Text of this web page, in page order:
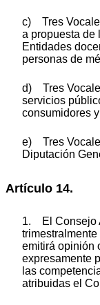
c) Tres
a propuesta de
Entidades
personas de
d) Tres
servicios
consumidores
e) Tres
Diputación
Artículo 14.
1. El Consejo
emitirá opinión
expresamente
las
atribuidas el